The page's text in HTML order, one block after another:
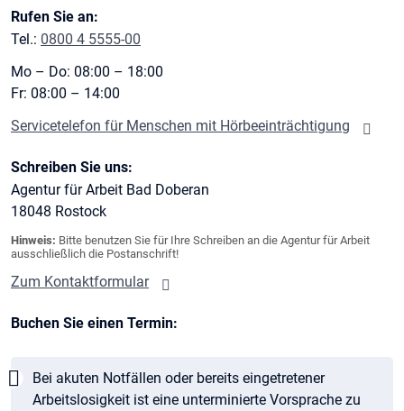
Rufen Sie an:
Tel.: 0800 4 5555-00
Mo – Do: 08:00 – 18:00
Fr: 08:00 – 14:00
Servicetelefon für Menschen mit Hörbeeinträchtigung
Schreiben Sie uns:
Agentur für Arbeit Bad Doberan
18048 Rostock
Hinweis: Bitte benutzen Sie für Ihre Schreiben an die Agentur für Arbeit
ausschließlich die Postanschrift!
Zum Kontaktformular
Buchen Sie einen Termin:
Bei akuten Notfällen oder bereits eingetretener
Arbeitslosigkeit ist eine unterminierte Vorsprache zu